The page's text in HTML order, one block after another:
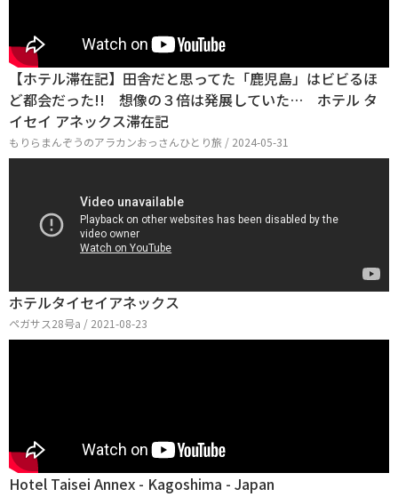
【ホテル滞在記】田舎だと思ってた「鹿児島」はビビるほ
ど都会だった!! 想像の３倍は発展していた… ホテル タ
イセイ アネックス滞在記
もりらまんぞうのアラカンおっさんひとり旅 / 2024-05-31
ホテルタイセイアネックス
ペガサス28号a / 2021-08-23
Hotel Taisei Annex - Kagoshima - Japan